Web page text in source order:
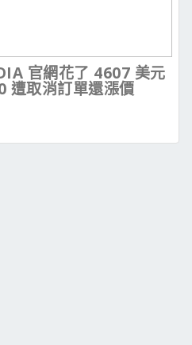
官網花了 4607 美元
遭取消訂單還漲價